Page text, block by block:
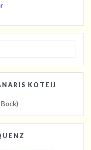
KOTEIJ